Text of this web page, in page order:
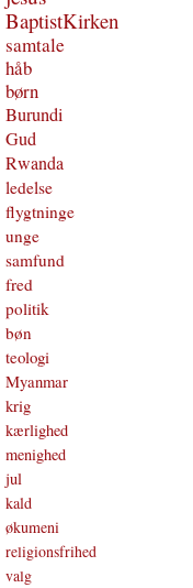
BaptistKirken
samtale
håb
børn
Burundi
Gud
Rwanda
ledelse
flygtninge
unge
samfund
fred
politik
bøn
teologi
Myanmar
krig
kærlighed
menighed
jul
kald
økumeni
religionsfrihed
valg